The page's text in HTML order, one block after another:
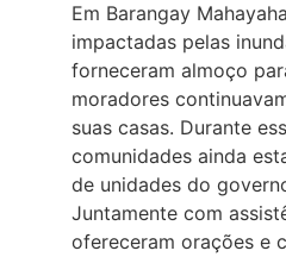
Em Barangay
impactadas pelas
forneceram almoço
moradores
suas casas. Durante
comunidades ainda
de unidades do
Juntamente com
ofereceram orações e